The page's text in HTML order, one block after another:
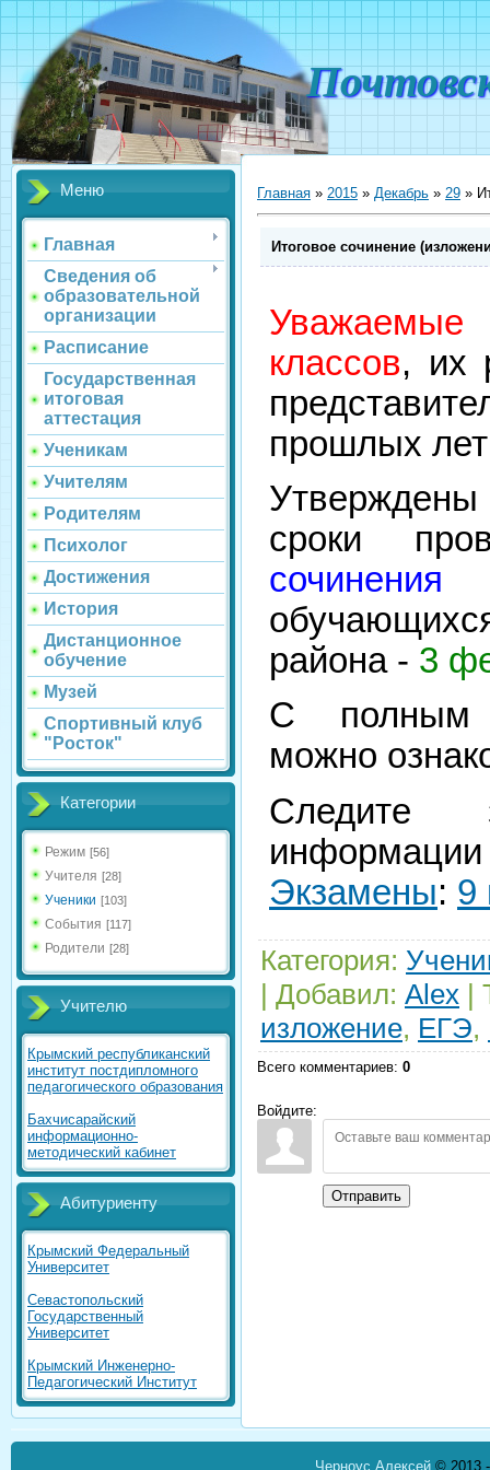
Меню
Главная
Сведения об
образовательной
организации
Расписание
Государственная
итоговая
аттестация
Ученикам
Учителям
Родителям
Психолог
Достижения
История
Дистанционное
обучение
Музей
Спортивный клуб
"Росток"
Категории
Режим [56]
Учителя [28]
Ученики [103]
События [117]
Родители [28]
Учителю
Крымский республиканский
институт постдипломного
педагогического образования
Бахчисарайский
информационно-
методический кабинет
Абитуриенту
Крымский Федеральный
Университет
Севастопольский
Государственный
Университет
Крымский Инженерно-
Педагогический Институт
Главная » 2015 » Декабрь » 29 »
Итоговое сочинение
классов, их
прошлых
сроки
сочинения
района - 3
С полным
можно
Следите
Экзамены: 9
Категория:
| Добавил: Alex |
изложение, ЕГЭ,
Всего комментариев: 0
Войдите:
Отправить
Черноус Алексей © 2013